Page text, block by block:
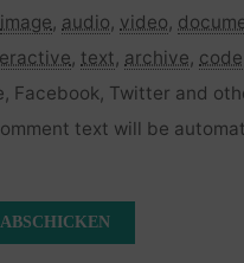
image, audio, video,
, text, archive, code
Facebook, Twitter and
text will be